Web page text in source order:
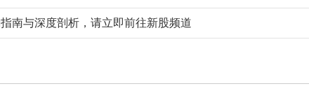
南与深度剖析，请立即前往新股频道